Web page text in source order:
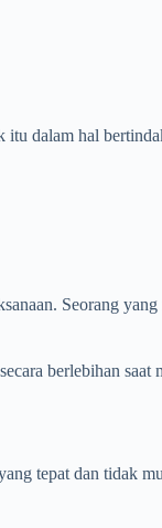
dalam hal
Seorang
berlebihan saat
tepat dan tidak